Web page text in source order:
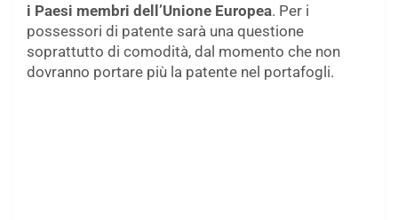
i Paesi membri dell’Unione Europea. Per i
possessori di patente sarà una questione
soprattutto di comodità, dal momento che non
dovranno portare più la patente nel portafogli.